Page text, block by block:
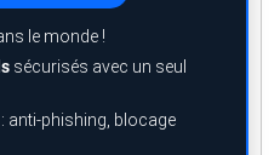
le monde !
sécurisés avec un seul
anti-phishing, blocage